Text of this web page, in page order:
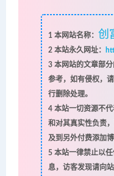
1 本网站名称： 创
2本站永久网址：
3本网站的文章部分
参考，如有侵权，
行删除处理。
4本站一切资源不代
和对其真实性负责
及到另外付费添加
5本站一律禁止以任
息，访客发现请向